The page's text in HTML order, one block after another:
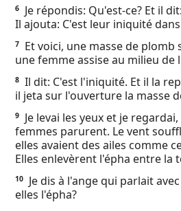
6
Je répondis: Qu'est-ce? Et il
Il ajouta: C'est leur iniquité
7
Et voici, une masse de plomb
une femme assise au milieu de
8 Il dit: C'est l'iniquité. Et il la
il jeta sur l'ouverture la masse
9
Je levai les yeux et je
femmes parurent. Le vent
elles avaient des ailes comme
Elles enlevèrent l'épha entre la
10
Je dis à l'ange qui parlait
elles l'épha?